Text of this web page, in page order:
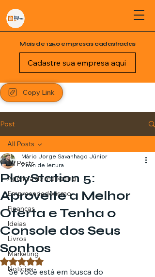
Mais de 1250 empresas cadastradas
Cadastre sua empresa aqui
Copy Link
Post
All Posts
Agência de marketing
Empreendedorismo
Finanças
Ideias
Livros
Marketing
Notícias
All Posts
PlayStation 5:
Aproveite a Melhor
Oferta e Tenha o
Console dos Seus
Sonhos
Mário Jorge Savanhago Júnior
2 min de leitura
Avaliado com NaN de 5 estrelas.
Se você está em busca do